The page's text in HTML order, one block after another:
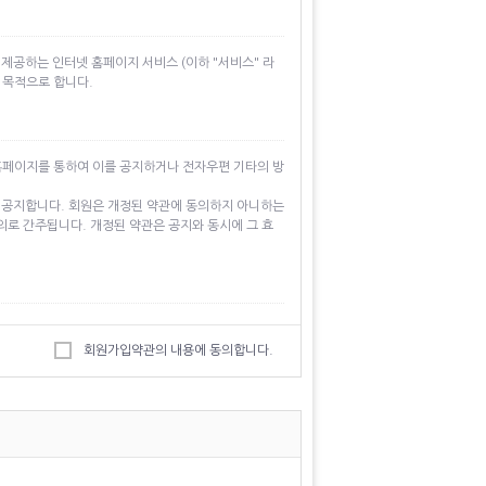
공하는 인터넷 홈페이지 서비스 (이하 "서비스" 라
적으로 합니다.
이지를 통하여 이를 공지하거나 전자우편 기타의 방
지합니다. 회원은 개정된 약관에 동의하지 아니하는
간주됩니다. 개정된 약관은 공지와 동시에 그 효
니다.
회원가입약관의 내용에 동의합니다.